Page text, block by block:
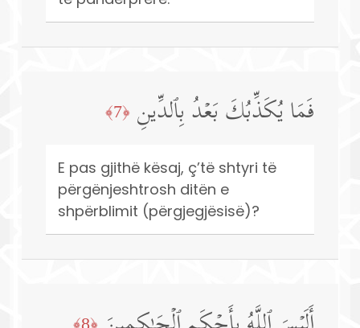
فَمَا یُكَذِّبُكَ بَعۡدُ بِٱلدِّینِ ﴿7﴾
E pas gjithë kësaj, ç’të shtyri të
përgënjeshtrosh ditën e
shpërblimit (përgjegjësisë)?
﴿8﴾